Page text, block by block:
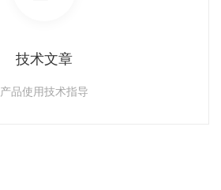
技术文章
产品使用技术指导